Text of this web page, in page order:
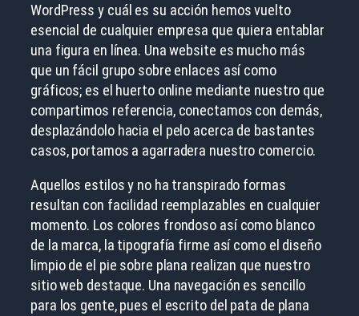
WordPress y cuál es su acción hemos vuelto
esencial de cualquier empresa que quiera entablar
una figura en línea. Una website es mucho más
que un fácil grupo sobre enlaces así­ como
gráficos; es el huerto online mediante nuestro que
compartimos referencia, conectamos con demás,
desplazándolo hacia el pelo acerca de bastantes
casos, portamos a agarradera nuestro comercio.
Aquellos estilos y no ha transpirado formas
resultan con facilidad reemplazables en cualquier
momento. Los colores frondoso así­ como blanco
de la marca, la tipografía firme así­ como el diseño
limpio de el pie sobre plana realizan que nuestro
sitio web destaque. Una navegación es sencillo
para los gente, pues el escrito del pata de plana